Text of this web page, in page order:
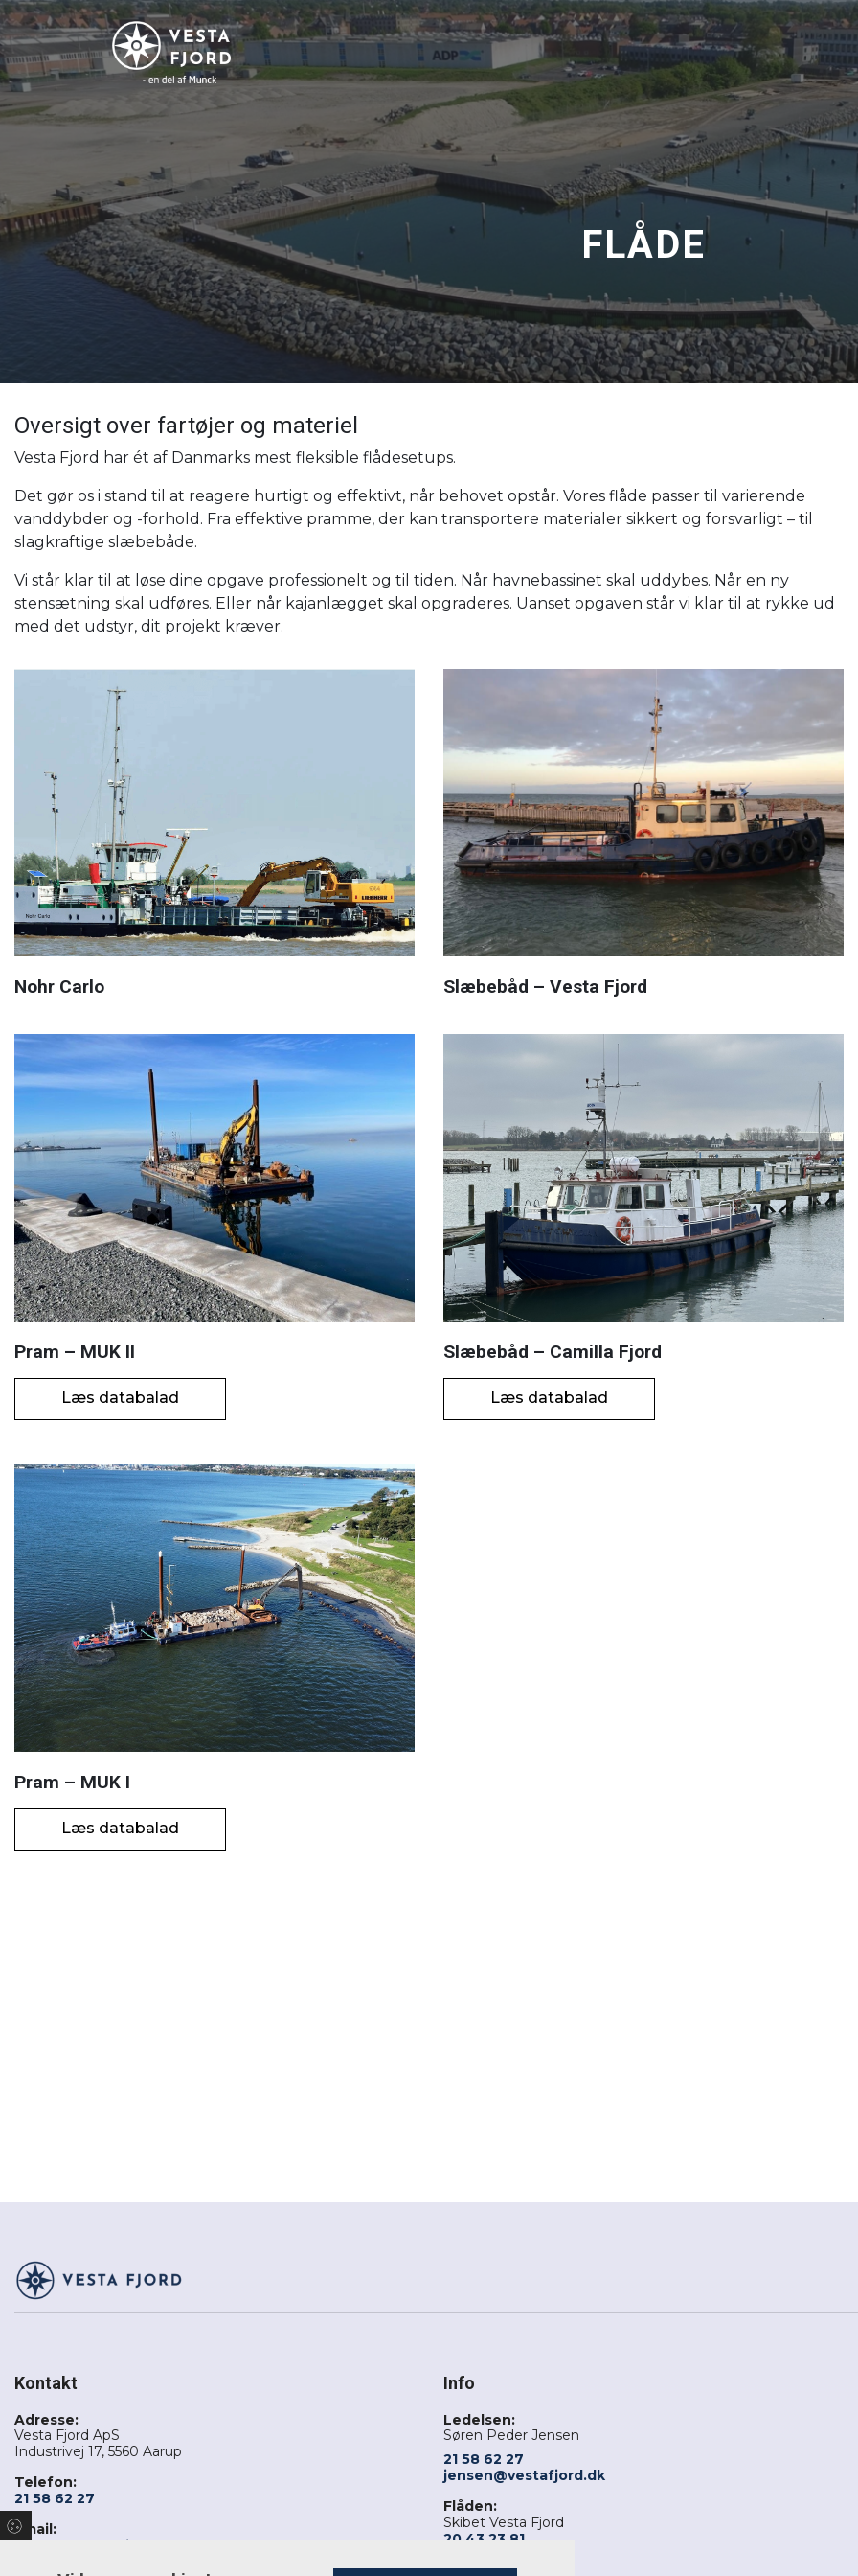
Gå
til
hovedindhold
FLÅDE
Oversigt over fartøjer og materiel
Vesta Fjord har ét af Danmarks mest fleksible flådesetups.
Det gør os i stand til at reagere hurtigt og effektivt, når behovet opstår. Vores flåde passer til varierende
vanddybder og -forhold. Fra effektive pramme, der kan transportere materialer sikkert og forsvarligt – til
slagkraftige slæbebåde.
Vi står klar til at løse dine opgave professionelt og til tiden. Når havnebassinet skal uddybes. Når en ny
stensætning skal udføres. Eller når kajanlægget skal opgraderes. Uanset opgaven står vi klar til at rykke ud
med det udstyr, dit projekt kræver.
Nohr Carlo Slæbebåd – Vesta Fjord
Pram – MUK II
Læs databalad
Slæbebåd – Camilla Fjord
Læs databalad
Pram – MUK I
Læs databalad
Kontakt
Adresse:
Vesta Fjord ApS
Industrivej 17, 5560 Aarup
Telefon:
21 58 62 27
Email:
jensen@vestafjord.dk
Info
Ledelsen:
Søren Peder Jensen
21 58 62 27
jensen@vestafjord.dk
Flåden:
Skibet Vesta Fjord
20 43 23 81
Skibet Camilla Fjord